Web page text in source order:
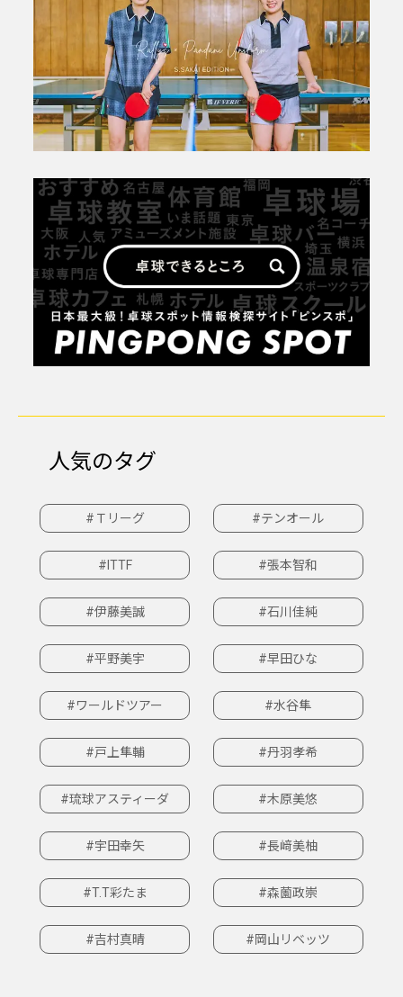
人気のタグ
#Ｔリーグ #テンオール
#ITTF #張本智和
#伊藤美誠 #石川佳純
#平野美宇 #早田ひな
#ワールドツアー #水谷隼
#戸上隼輔 #丹羽孝希
#琉球アスティーダ #木原美悠
#宇田幸矢 #長﨑美柚
#T.T彩たま #森薗政崇
#吉村真晴 #岡山リベッツ